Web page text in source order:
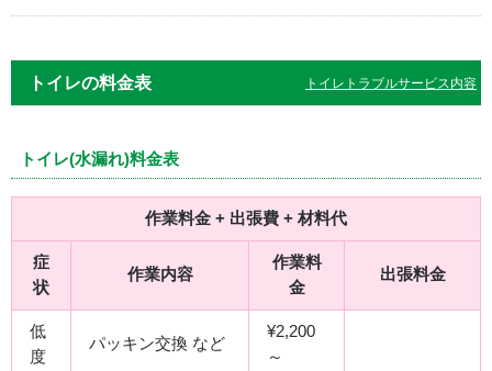
トイレの料金表 トイレトラブルサービス内容
トイレ(水漏れ)料金表
作業料金 + 出張費 + 材料代
症
状
作業内容
作業料
金
出張料金
低
度
パッキン交換 など
¥2,200
～